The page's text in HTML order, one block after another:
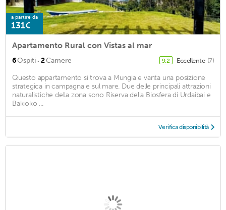
a partire da
131€
Apartamento Rural con Vistas al mar
6Ospiti · 2Camere 9,2 Eccellente (7)
Questo appartamento si trova a Mungia e vanta una posizione
strategica in campagna e sul mare. Due delle principali attrazioni
naturalistiche della zona sono Riserva della Biosfera di Urdaibai e
Bakioko ...
Verifica disponibilità